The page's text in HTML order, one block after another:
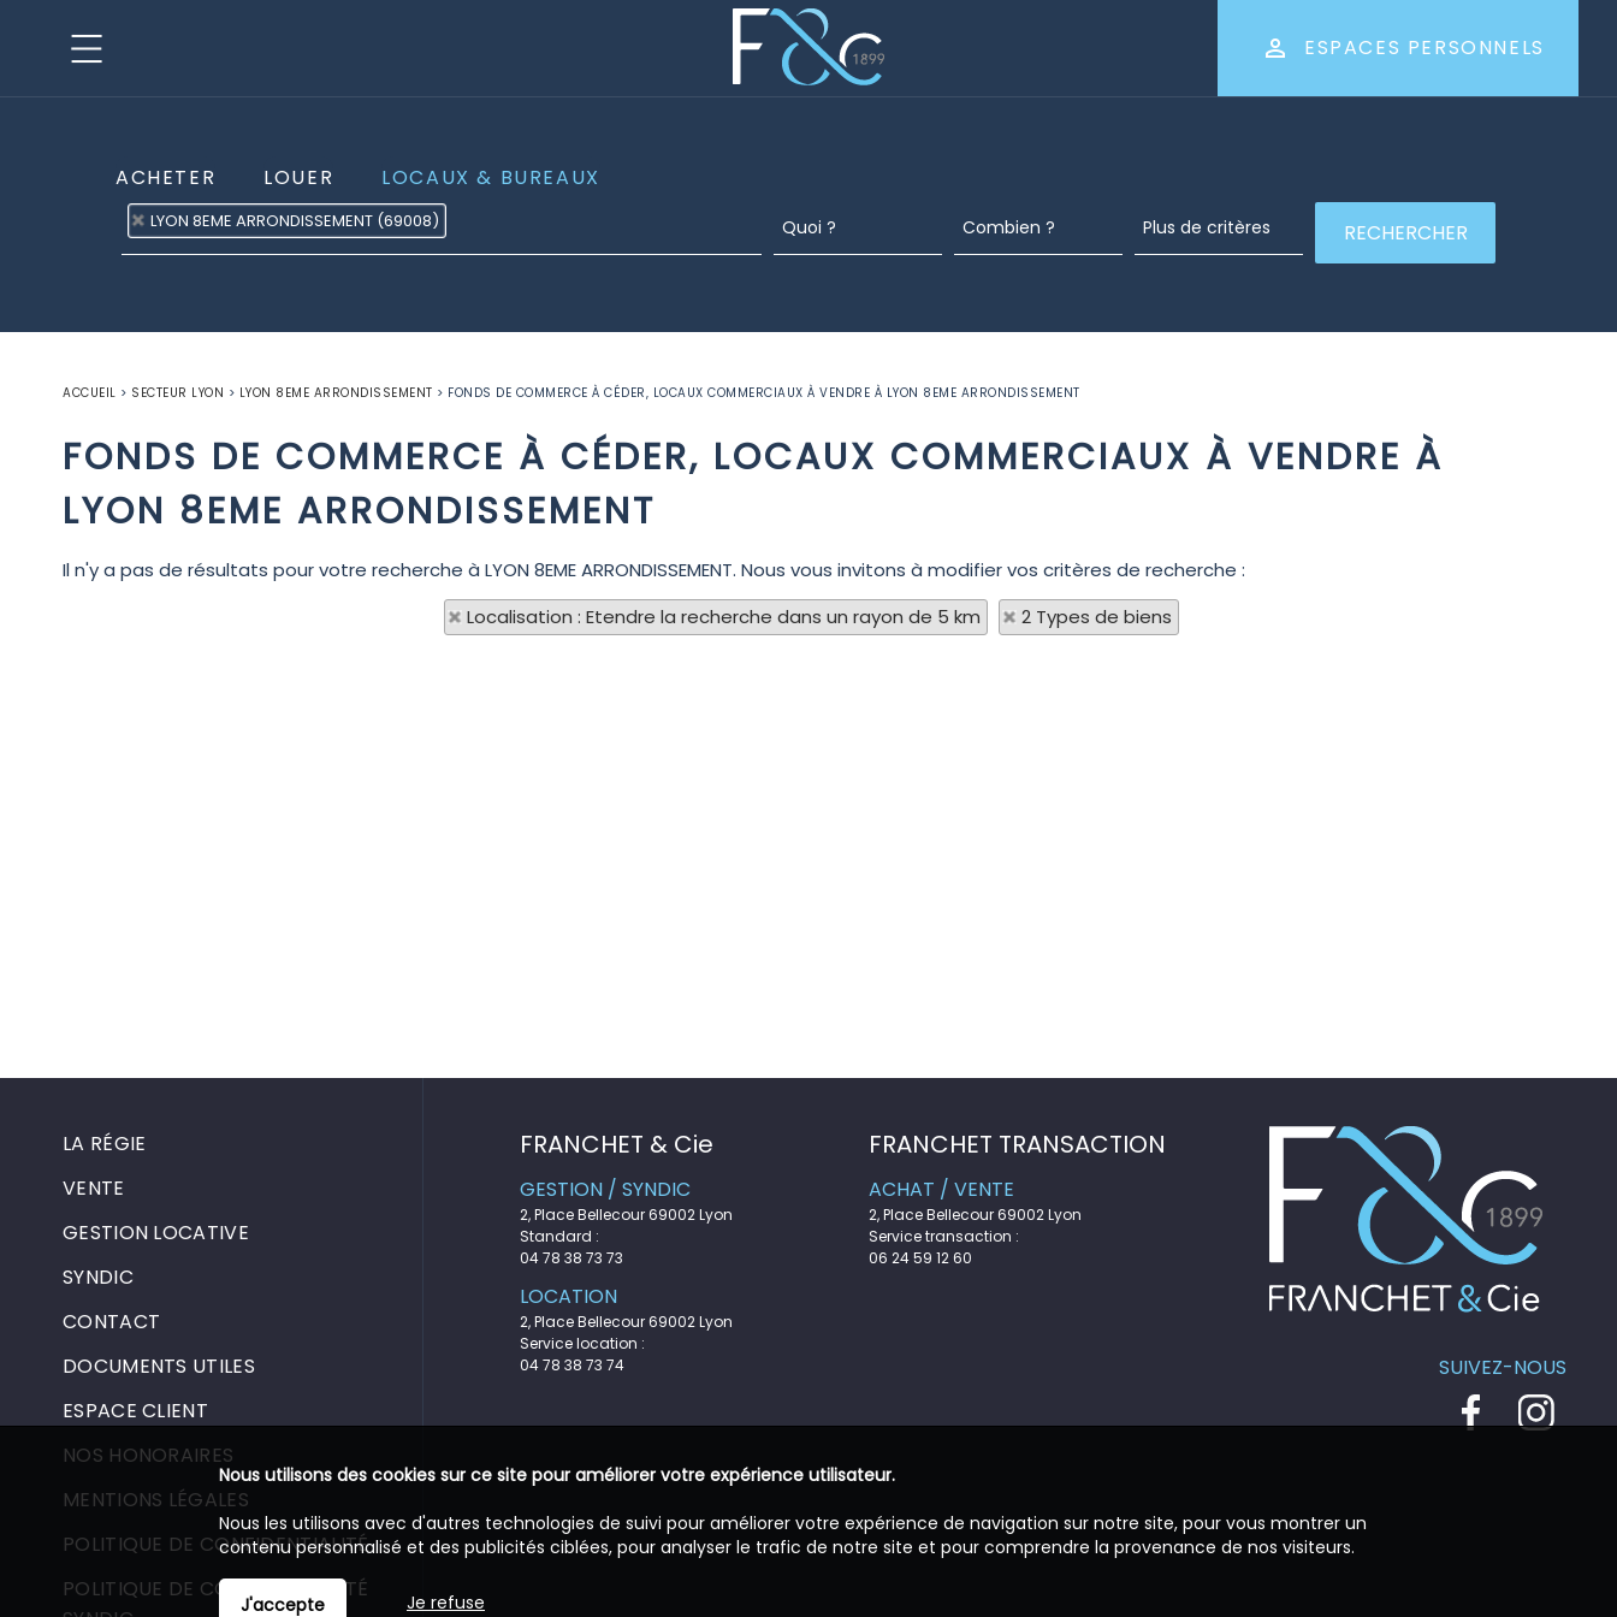
ESPACES PERSONNELS
ACHETER LOUER LOCAUX & BUREAUX
LYON 8EME ARRONDISSEMENT (69008)
ACCUEIL > SECTEUR LYON > LYON 8EME ARRONDISSEMENT > FONDS DE COMMERCE À CÉDER, LOCAUX COMMERCIAUX À VENDRE À LYON 8EME ARRONDISSEMENT
FONDS DE COMMERCE À CÉDER, LOCAUX COMMERCIAUX À VENDRE À
LYON 8EME ARRONDISSEMENT
Il n'y a pas de résultats pour votre recherche à LYON 8EME ARRONDISSEMENT. Nous vous invitons à modifier vos critères de recherche :
Localisation : Etendre la recherche dans un rayon de 5 km
2 Types de biens
LA RÉGIE
VENTE
GESTION LOCATIVE
SYNDIC
CONTACT
DOCUMENTS UTILES
ESPACE CLIENT
NOS HONORAIRES
MENTIONS LÉGALES
POLITIQUE DE CONFIDENTIALITÉ
POLITIQUE DE CONFIDENTIALITÉ
FRANCHET & Cie
GESTION / SYNDIC
2, Place Bellecour 69002 Lyon
Standard :
04 78 38 73 73
LOCATION
2, Place Bellecour 69002 Lyon
Service location :
04 78 38 73 74
FRANCHET TRANSACTION
ACHAT / VENTE
2, Place Bellecour 69002 Lyon
Service transaction :
06 24 59 12 60
SUIVEZ-NOUS
Nous utilisons des cookies sur ce site pour améliorer votre expérience utilisateur.
Nous les utilisons avec d'autres technologies de suivi pour améliorer votre expérience de navigation sur notre site, pour vous montrer un
contenu personnalisé et des publicités ciblées, pour analyser le trafic de notre site et pour comprendre la provenance de nos visiteurs.
J'accepte Je refuse